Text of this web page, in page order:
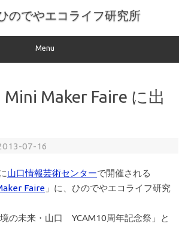
のでやエコライフ研究所
Menu
Maker Faire に出
07-16
山口情報芸術センターで開催される
Faire 」に、ひのでやエコライフ研究
の未来・山口 YCAM10周年記念祭」と